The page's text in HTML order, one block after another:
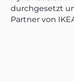
durchgesetzt
Partner von